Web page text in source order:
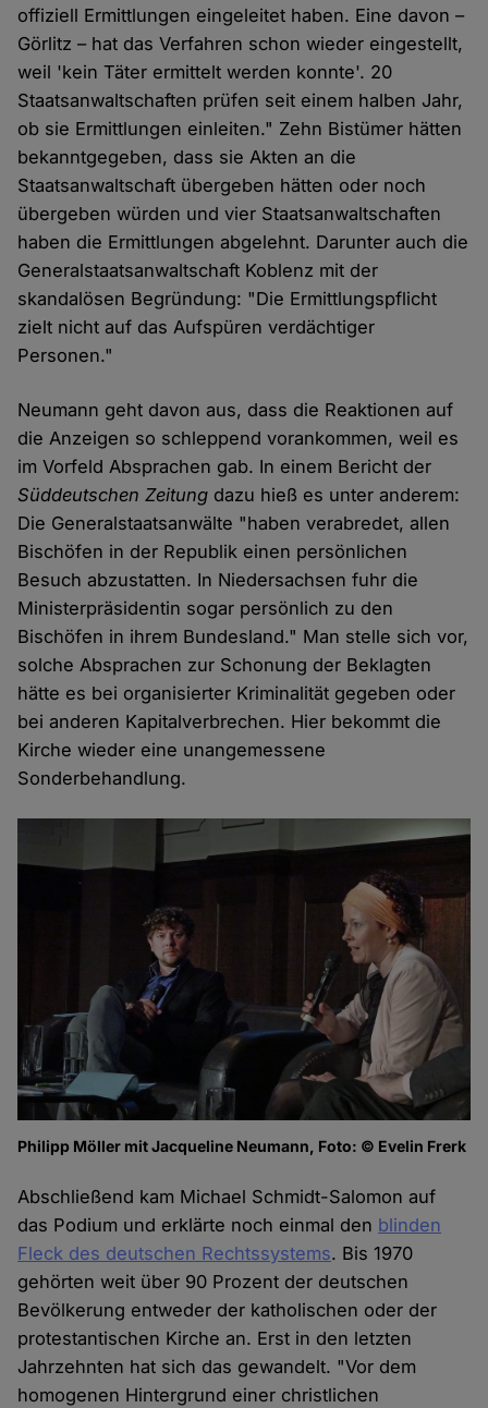
offiziell Ermittlungen eingeleitet haben. Eine davon –
Görlitz – hat das Verfahren schon wieder eingestellt,
weil 'kein Täter ermittelt werden konnte'. 20
Staatsanwaltschaften prüfen seit einem halben Jahr,
ob sie Ermittlungen einleiten." Zehn Bistümer hätten
bekanntgegeben, dass sie Akten an die
Staatsanwaltschaft übergeben hätten oder noch
übergeben würden und vier Staatsanwaltschaften
haben die Ermittlungen abgelehnt. Darunter auch die
Generalstaatsanwaltschaft Koblenz mit der
skandalösen Begründung: "Die Ermittlungspflicht
zielt nicht auf das Aufspüren verdächtiger
Personen."
Neumann geht davon aus, dass die Reaktionen auf
die Anzeigen so schleppend vorankommen, weil es
im Vorfeld Absprachen gab. In einem Bericht der
Süddeutschen Zeitung dazu hieß es unter anderem:
Die Generalstaatsanwälte "haben verabredet, allen
Bischöfen in der Republik einen persönlichen
Besuch abzustatten. In Niedersachsen fuhr die
Ministerpräsidentin sogar persönlich zu den
Bischöfen in ihrem Bundesland." Man stelle sich vor,
solche Absprachen zur Schonung der Beklagten
hätte es bei organisierter Kriminalität gegeben oder
bei anderen Kapitalverbrechen. Hier bekommt die
Kirche wieder eine unangemessene
Sonderbehandlung.
Philipp Möller mit Jacqueline Neumann, Foto: © Evelin Frerk
Abschließend kam Michael Schmidt-Salomon auf
das Podium und erklärte noch einmal den blinden
Fleck des deutschen Rechtssystems. Bis 1970
gehörten weit über 90 Prozent der deutschen
Bevölkerung entweder der katholischen oder der
protestantischen Kirche an. Erst in den letzten
Jahrzehnten hat sich das gewandelt. "Vor dem
homogenen Hintergrund einer christlichen